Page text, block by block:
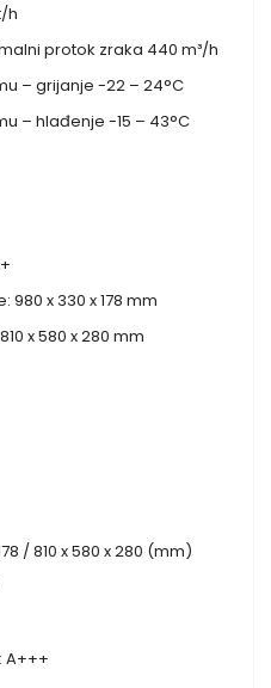
h
protok zraka 440 m³/h
– grijanje -22 – 24°C
– hlađenje -15 – 43°C
980 x 330 x 178 mm
x 580 x 280 mm
/ 810 x 580 x 280 (mm)
A+++